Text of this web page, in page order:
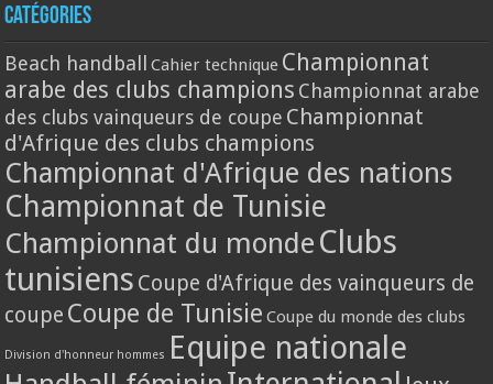
Catégories
Beach handball Cahier technique Championnat
arabe des clubs champions Championnat arabe
des clubs vainqueurs de coupe Championnat
d'Afrique des clubs champions
Championnat d'Afrique des nations
Championnat de Tunisie
Championnat du monde Clubs
tunisiens Coupe d'Afrique des vainqueurs de
coupe Coupe de Tunisie Coupe du monde des clubs
Division d'honneur hommes Equipe nationale